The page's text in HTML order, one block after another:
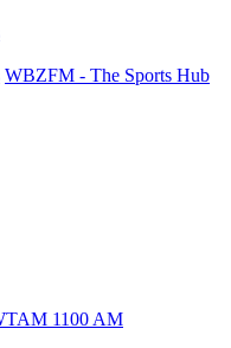
WBZFM - The Sports Hub
1100 AM